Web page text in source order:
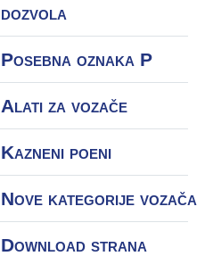
dozvola
Posebna oznaka P
Alati za vozače
Kazneni poeni
Nove kategorije vozača
Download strana